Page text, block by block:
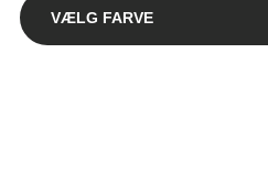
VÆLG FARVE